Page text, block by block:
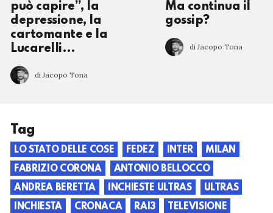
può capire”, la
depressione, la
cartomante e la
Lucarelli…
di Jacopo Tona
Ma continua il
gossip?
di Jacopo Tona
Tag
LO STATO DELLE COSE FEDEZ INTER
MILAN
FABRIZIO CORONA
ANTONIO BELLOCCO
ANDREA BERETTA
INCHIESTE ULTRAS
ULTRAS
INCHIESTA
CRONACA RAI3
TELEVISIONE